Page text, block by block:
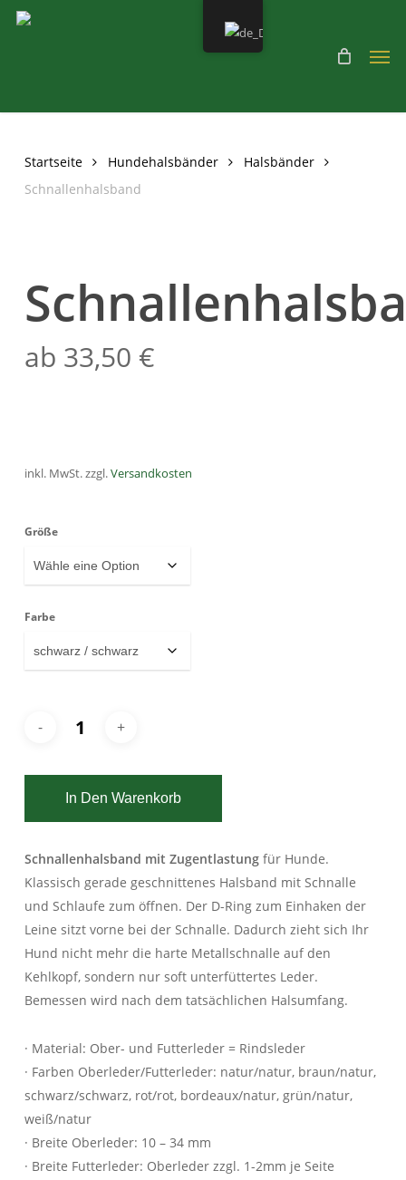
Skip
Startseite Hundehalsbänder
Halsbänder
Schnallenhalsband
ab 33,50 €
inkl. MwSt.zzgl.Versandkosten
Größe
Farbe
In Den Warenkorb
Schnallenhalsband mit Zugentlastungfür Hunde.
Klassisch gerade geschnittenes Halsband mit Schnalle
und Schlaufe zum öffnen. Der D-Ring zum Einhaken der
Leine sitzt vorne bei der Schnalle. Dadurch zieht sich Ihr
Hund nicht mehr die harte Metallschnalle auf den
Kehlkopf, sondern nur soft unterfüttertes Leder.
Bemessen wird nach dem tatsächlichen Halsumfang.
· Material: Ober- und Futterleder = Rindsleder
· Farben Oberleder/Futterleder: natur/natur, braun/natur,
schwarz/schwarz, rot/rot, bordeaux/natur, grün/natur,
weiß/natur
· Breite Oberleder: 10 – 34 mm
· Breite Futterleder: Oberleder zzgl. 1-2mm je Seite